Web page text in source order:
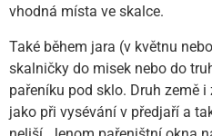
vhodná místa ve skalce.
Také během jara (v květnu
skalničky do misek nebo do
pařeníku pod sklo. Druh země
jako při vysévání v předjaří a